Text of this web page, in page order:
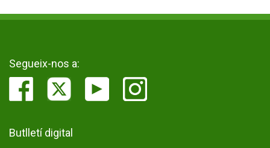
Segueix-nos a:
Butlletí digital